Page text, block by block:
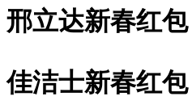
邢立达新春红包
佳洁士新春红包